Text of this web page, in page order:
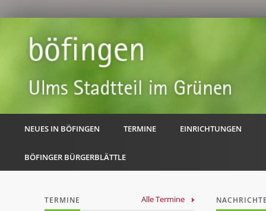
NEUES IN BÖFINGEN TERMINE EINRICHTUNGEN
BÖFINGER BÜRGERBLÄTTLE
TERMINE Alle Termine